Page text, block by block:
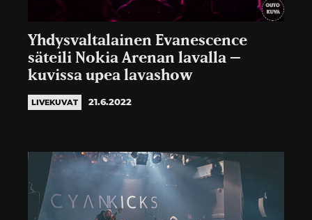
Yhdysvaltalainen Evanescence
säteili Nokia Arenan lavalla –
kuvissa upea lavashow
LIVEKUVAT 21.6.2022